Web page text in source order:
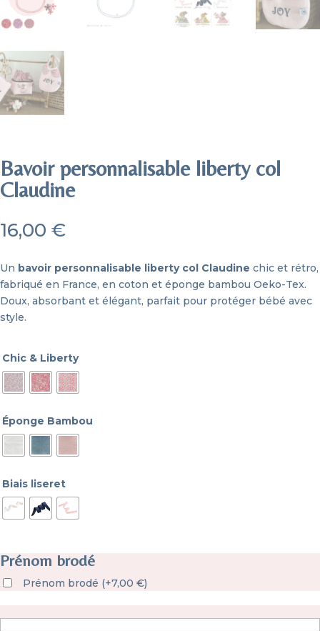
Bavoir personnalisable liberty col
Claudine
16,00 €
Un bavoir personnalisable liberty col Claudine chic et rétro,
fabriqué en France, en coton et éponge bambou Oeko-Tex.
Doux, absorbant et élégant, parfait pour protéger bébé avec
style.
Chic & Liberty
Éponge Bambou
Biais liseret
Prénom brodé
Prénom brodé (+7,00 €)